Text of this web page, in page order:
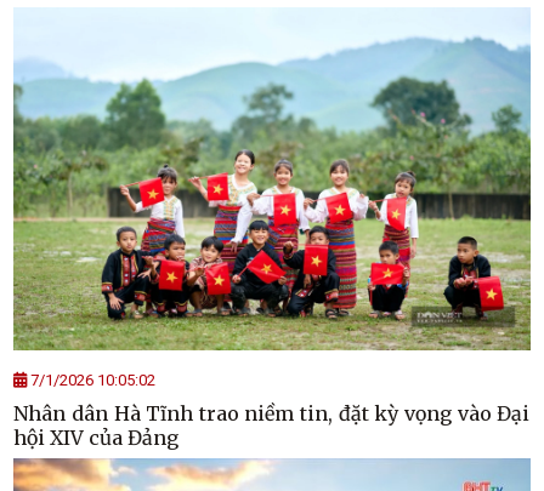
7/1/2026 10:05:02
Nhân dân Hà Tĩnh trao niềm tin, đặt kỳ vọng vào Đại
hội XIV của Đảng